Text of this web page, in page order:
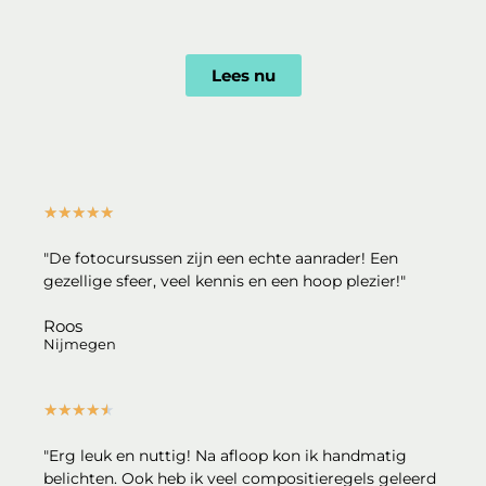
Lees nu
★★★★★
"De fotocursussen zijn een echte aanrader! Een
gezellige sfeer, veel kennis en een hoop plezier!"
Roos
Nijmegen
★★★★★
"Erg leuk en nuttig! Na afloop kon ik handmatig
belichten. Ook heb ik veel compositieregels geleerd